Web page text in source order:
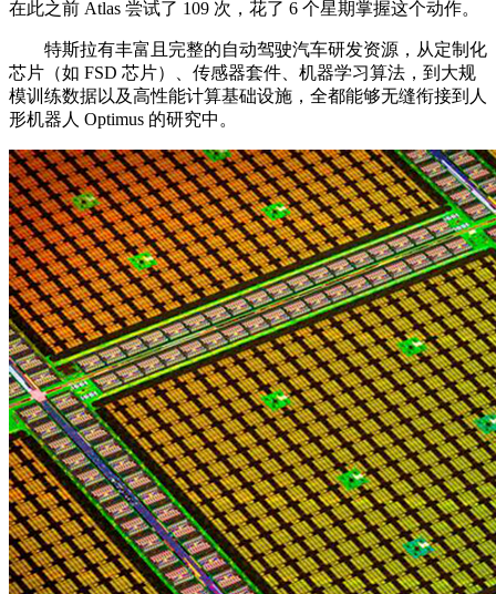
在此之前 Atlas 尝试了 109 次，花了 6 个星期掌握这个动作。
特斯拉有丰富且完整的自动驾驶汽车研发资源，从定制化
芯片（如 FSD 芯片）、传感器套件、机器学习算法，到大规
模训练数据以及高性能计算基础设施，全都能够无缝衔接到人
形机器人 Optimus 的研究中。